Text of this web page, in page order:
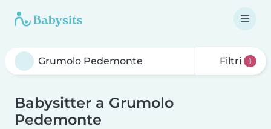
Filtri 1
Babysitter a Grumolo
Pedemonte